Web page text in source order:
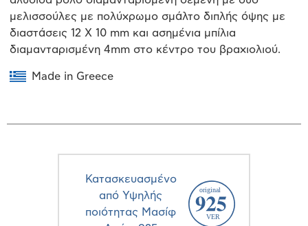
μελισσούλες με πολύχρωμο σμάλτο διπλής όψης με
διαστάσεις 12 X 10 mm και ασημένια μπίλια
διαμανταρισμένη 4mm στο κέντρο του βραχιολιού.
Made in Greece
Κατασκευασμένο
από Υψηλής
ποιότητας Μασίφ